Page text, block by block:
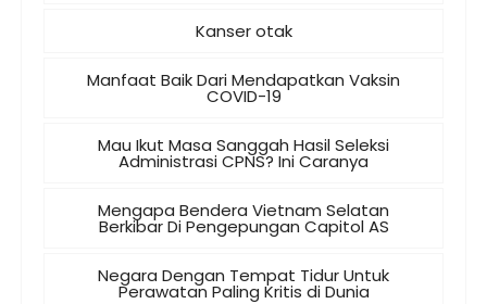
Kanser otak
Manfaat Baik Dari Mendapatkan Vaksin
COVID-19
Mau Ikut Masa Sanggah Hasil Seleksi
Administrasi CPNS? Ini Caranya
Mengapa Bendera Vietnam Selatan
Berkibar Di Pengepungan Capitol AS
Negara Dengan Tempat Tidur Untuk
Perawatan Paling Kritis di Dunia